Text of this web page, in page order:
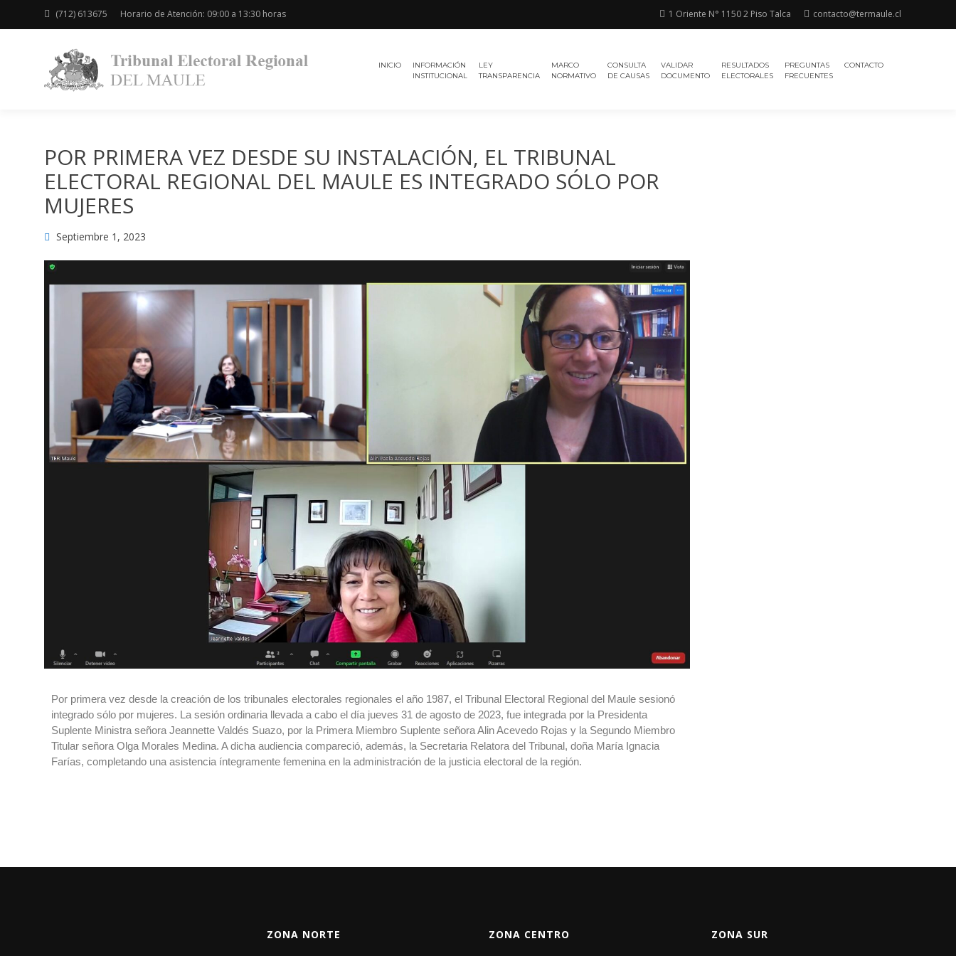
(712) 613675 Horario de Atención: 09:00 a 13:30 horas 1 Oriente N° 1150 2 Piso Talca contacto@termaule.cl
ELECTORAL
INICIO
INFORMACIÓN
INSTITUCIONAL
LEY
TRANSPARENCIA
MARCO
NORMATIVO
CONSULTA
DE CAUSAS
VALIDAR
DOCUMENTO
RESULTADOS
ELECTORALES
PREGUNTAS
FRECUENTES
CONTACTO
POR PRIMERA VEZ DESDE SU INSTALACIÓN, EL TRIBUNAL
ELECTORAL REGIONAL DEL MAULE ES INTEGRADO SÓLO POR
MUJERES
Septiembre 1, 2023
Por primera vez desde la creación de los tribunales electorales regionales el año 1987, el Tribunal Electoral Regional del Maule sesionó
integrado sólo por mujeres. La sesión ordinaria llevada a cabo el día jueves 31 de agosto de 2023, fue integrada por la Presidenta
Suplente Ministra señora Jeannette Valdés Suazo, por la Primera Miembro Suplente señora Alin Acevedo Rojas y la Segundo Miembro
Titular señora Olga Morales Medina. A dicha audiencia compareció, además, la Secretaria Relatora del Tribunal, doña María Ignacia
Farías, completando una asistencia íntegramente femenina en la administración de la justicia electoral de la región.
ZONA NORTE ZONA CENTRO ZONA SUR